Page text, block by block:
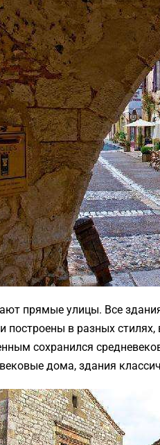
прямые улицы. Все
построены в разных
сохранился
дома, здания